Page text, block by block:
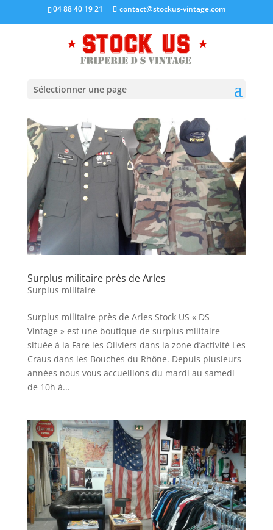
04 88 40 19 21 contact@stockus-vintage.com
Sélectionner une page
Surplus militaire près de Arles
Surplus militaire
Surplus militaire près de Arles Stock US « DS
Vintage » est une boutique de surplus militaire
située à la Fare les Oliviers dans la zone d’activité Les
Craus dans les Bouches du Rhône. Depuis plusieurs
années nous vous accueillons du mardi au samedi
de 10h à...